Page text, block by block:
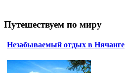
Путешествуем по миру
Незабываемый отдых в Нячанге